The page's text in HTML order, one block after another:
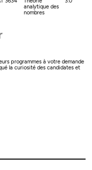
analytique des
nombres
programmes à votre demande
la curiosité des candidates et